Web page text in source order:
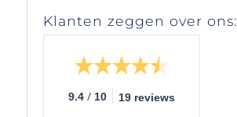
Klanten zeggen over ons:
9.4 / 10 19 reviews